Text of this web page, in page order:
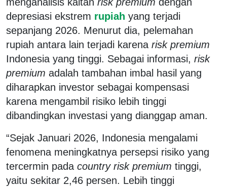
depresiasi ekstrem rupiah yang terjadi
sepanjang 2026. Menurut dia, pelemahan
rupiah antara lain terjadi karena risk premium
Indonesia yang tinggi. Sebagai informasi, risk
premium adalah tambahan imbal hasil yang
diharapkan investor sebagai kompensasi
karena mengambil risiko lebih tinggi
dibandingkan investasi yang dianggap aman.
“Sejak Januari 2026, Indonesia mengalami
fenomena meningkatnya persepsi risiko yang
tercermin pada country risk premium tinggi,
yaitu sekitar 2,46 persen. Lebih tinggi